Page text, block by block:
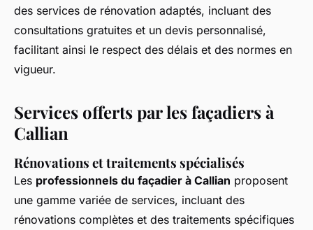
des services de rénovation adaptés, incluant des
consultations gratuites et un devis personnalisé,
facilitant ainsi le respect des délais et des normes en
vigueur.
Services offerts par les façadiers à
Callian
Rénovations et traitements spécialisés
Les professionnels du façadier à Callian proposent
une gamme variée de services, incluant des
rénovations complètes et des traitements spécifiques